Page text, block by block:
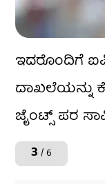
ಇದರೊಂದಿಗೆ
ದಾಖಲೆಯನ್ನು
ಜೈಂಟ್ಸ್ ಪರ
3 / 6